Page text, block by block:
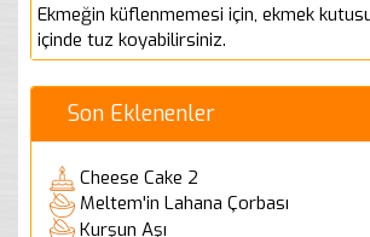
Ekmeğin küflenmemesi için, ekmek
içinde tuz koyabilirsiniz.
Son Eklenenler
Cheese Cake 2
Meltem'in Lahana Çorbası
Kurşun Aşı